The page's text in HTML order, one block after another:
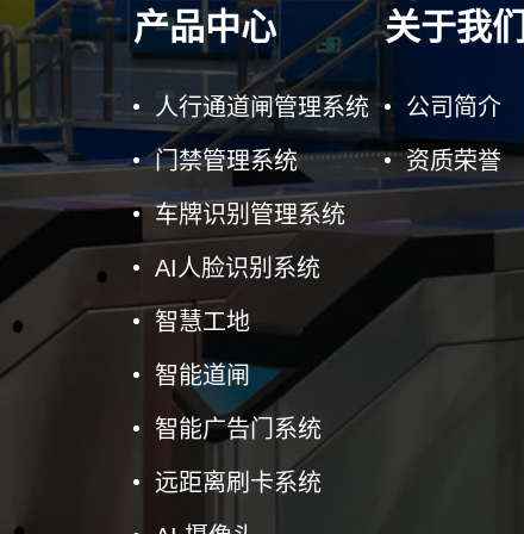
产品中心
人行通道闸管理系统
门禁管理系统
车牌识别管理系统
AI人脸识别系统
智慧工地
智能道闸
智能广告门系统
远距离刷卡系统
关于我们
公司简介
资质荣誉